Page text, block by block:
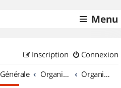
Menu
Connexion
Inscription
Générale Organisation de sorties & Recherche de partenaires Organisation de sorties en région Picardie